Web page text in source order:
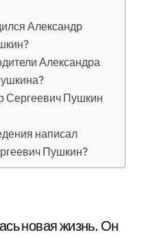
Александр
Александра
Сергеевич Пушкин
написал
Пушкин?
новая жизнь. Он